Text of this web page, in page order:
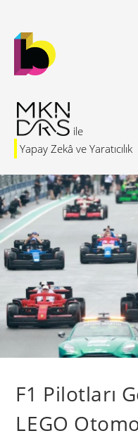
Yapay Zekâ ve Yaratıcılık
F1 Pilotları
LEGO